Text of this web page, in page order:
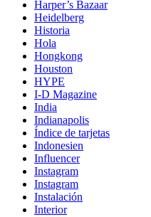
Harper’s Bazaar
Heidelberg
Historia
Hola
Hongkong
Houston
HYPE
I-D Magazine
India
Indianapolis
Índice de tarjetas
Indonesien
Influencer
Instagram
Instagram
Instalación
Interior